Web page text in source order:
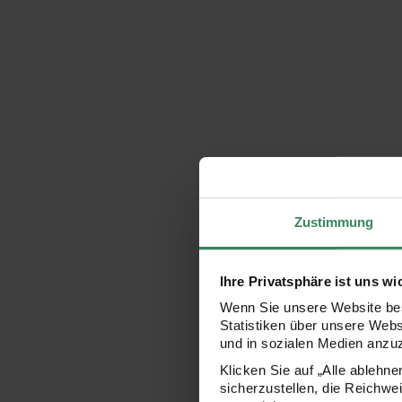
Zustimmung
Ihre Privatsphäre ist uns
Wenn Sie unsere Website
Statistiken über unsere
und in sozialen Medien
Klicken Sie auf „Alle
sicherzustellen, die